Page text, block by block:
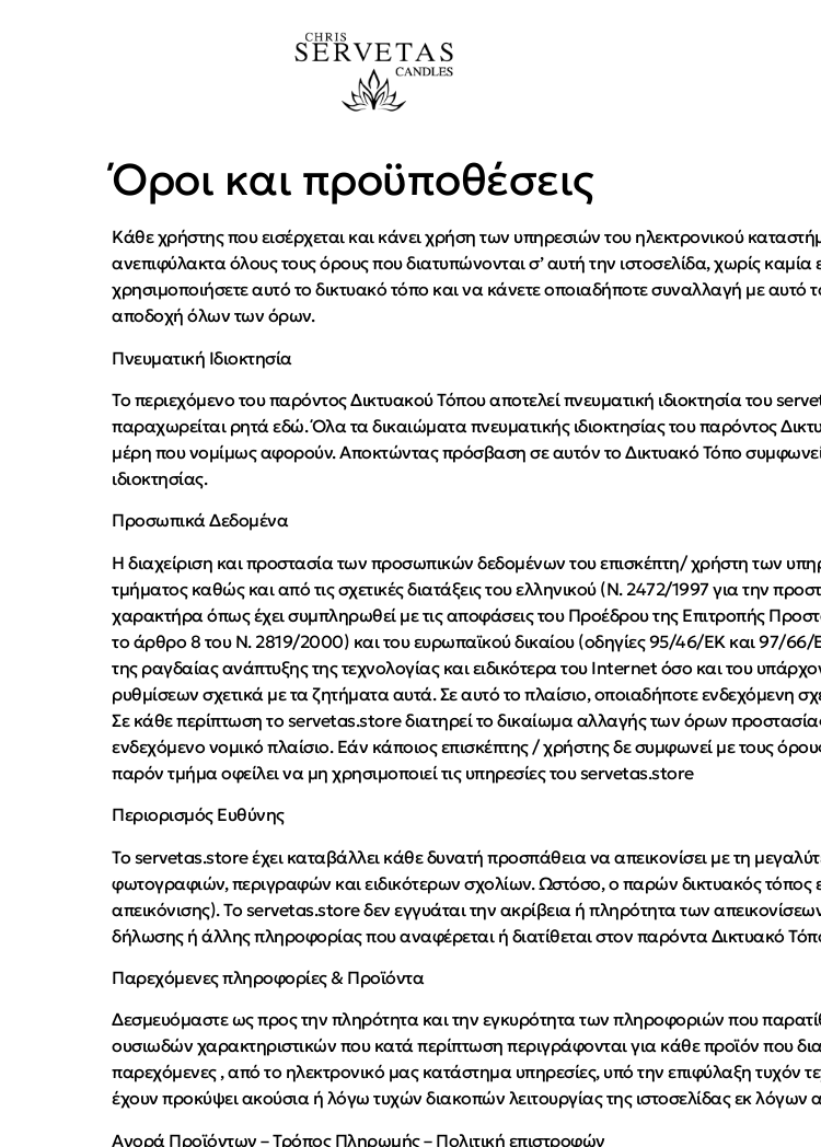
Όροι και προϋποθέσεις
Κάθε χρήστης που εισέρχεται και κάνει χρήση των υπηρεσιών του ηλεκτρονικού
ανεπιφύλακτα όλους τους όρους που διατυπώνονται σ’ αυτή την ιστοσελίδα, χωρίς
χρησιμοποιήσετε αυτό το δικτυακό τόπο και να κάνετε οποιαδήποτε συναλλαγή με
αποδοχή όλων των όρων.
Πνευματική Ιδιοκτησία
Το περιεχόμενο του παρόντος Δικτυακού Τόπου αποτελεί πνευματική ιδιοκτησία του
παραχωρείται ρητά εδώ. Όλα τα δικαιώματα πνευματικής ιδιοκτησίας του παρόντος
μέρη που νομίμως αφορούν. Αποκτώντας πρόσβαση σε αυτόν το Δικτυακό Τόπο
ιδιοκτησίας.
Προσωπικά Δεδομένα
Η διαχείριση και προστασία των προσωπικών δεδομένων του επισκέπτη/ χρήστη των
τμήματος καθώς και από τις σχετικές διατάξεις του ελληνικού (Ν. 2472/1997 για την
χαρακτήρα όπως έχει συμπληρωθεί με τις αποφάσεις του Προέδρου της Επιτροπής
το άρθρο 8 του Ν. 2819/2000) και του ευρωπαϊκού δικαίου (οδηγίες 95/46/ΕΚ και 97/
της ραγδαίας ανάπτυξης της τεχνολογίας και ειδικότερα του Internet όσο και του
ρυθμίσεων σχετικά με τα ζητήματα αυτά. Σε αυτό το πλαίσιο, οποιαδήποτε ενδεχόμενη
Σε κάθε περίπτωση το servetas.store διατηρεί το δικαίωμα αλλαγής των όρων
ενδεχόμενο νομικό πλαίσιο. Εάν κάποιος επισκέπτης / χρήστης δε συμφωνεί με τους
παρόν τμήμα οφείλει να μη χρησιμοποιεί τις υπηρεσίες του servetas.store
Περιορισμός Ευθύνης
Το servetas.store έχει καταβάλλει κάθε δυνατή προσπάθεια να απεικονίσει με τη
φωτογραφιών, περιγραφών και ειδικότερων σχολίων. Ωστόσο, ο παρών δικτυακός τόπος
απεικόνισης). To servetas.store δεν εγγυάται την ακρίβεια ή πληρότητα των
δήλωσης ή άλλης πληροφορίας που αναφέρεται ή διατίθεται στον παρόντα Δικτυακό
Παρεχόμενες πληροφορίες & Προϊόντα
Δεσμευόμαστε ως προς την πληρότητα και την εγκυρότητα των πληροφοριών που
ουσιωδών χαρακτηριστικών που κατά περίπτωση περιγράφονται για κάθε προϊόν που
παρεχόμενες , από το ηλεκτρονικό μας κατάστημα υπηρεσίες, υπό την επιφύλαξη τυχόν
έχουν προκύψει ακούσια ή λόγω τυχών διακοπών λειτουργίας της ιστοσελίδας εκ λόγων
Αγορά Προϊόντων – Τρόπος Πληρωμής – Πολιτική επιστροφών